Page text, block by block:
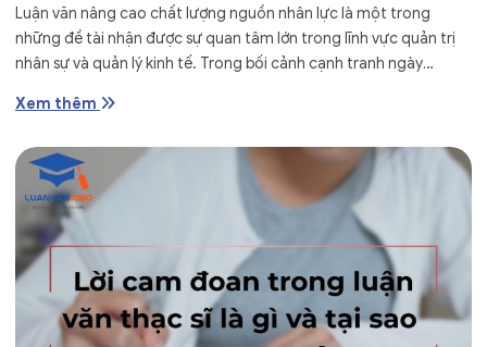
Luận văn nâng cao chất lượng nguồn nhân lực là một trong
những đề tài nhận được sự quan tâm lớn trong lĩnh vực quản trị
nhân sự và quản lý kinh tế. Trong bối cảnh cạnh tranh ngày
Xem thêm